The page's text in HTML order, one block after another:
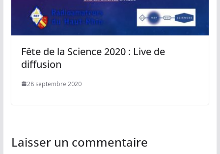
Fête de la Science 2020 : Live de
diffusion
28 septembre 2020
Laisser un commentaire